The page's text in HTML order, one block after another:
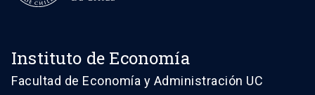
Instituto de Economía
Facultad de Economía y Administración UC